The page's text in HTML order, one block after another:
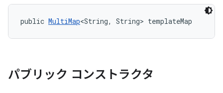
public MultiMap<String, String> templateMap
パブリック コンストラクタ